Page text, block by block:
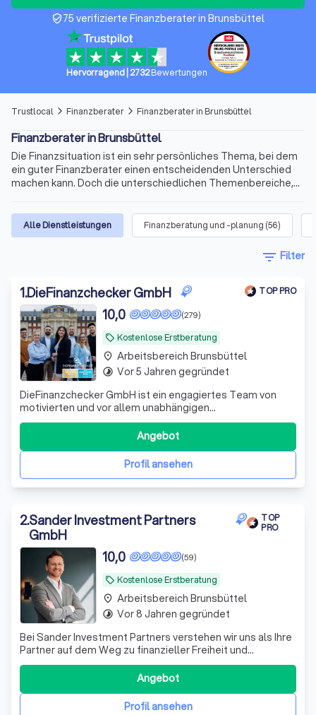
verified_user75 verifizierte Finanzberater in Brunsbüttel
Hervorragend| 2732 Bewertungen
Trustlocal arrow_forward_ios Finanzberater arrow_forward_ios Finanzberater in Brunsbüttel
Finanzberater in Brunsbüttel
Die Finanzsituation ist ein sehr persönliches Thema, bei dem
ein guter Finanzberater einen entscheidenden Unterschied
machen kann. Doch die unterschiedlichen Themenbereiche,
nach dem richtigen Berater schnell kompliziert. Wir bieten
Ihnen für Ihre Finanzen Experten für Versicherungen,
Immobilienfinanzierungen, Geldanlagen, Altersvorsorge und
vieles mehr. Finden Sie jetzt mit Trustlocal den besten
Alle Dienstleistungen Finanzberatung und -planung (56)
filter_list Filter
1.DieFinanzchecker GmbH TOP PRO
local_offer Kostenlose Erstberatung
(279)
10,0
DieFinanzchecker GmbH ist ein engagiertes Team von
motivierten und vor allem unabhängigen
Finanz-/Versicherungsmaklern aus dem Münsterland. Seit
2012 bieten wir unseren Kunden individuelle und
zielorientierte Produkte an, wobei wir den Fokus auf
Transparenz und Verständlichkeit setzen. Wir sind uns
Profil ansehen
Angebot
place Arbeitsbereich Brunsbüttel
timelapse Vor 5 Jahren gegründet
2.Sander Investment Partners
GmbH
TOP
PRO
local_offer Kostenlose Erstberatung
(59)
10,0
Bei Sander Investment Partners verstehen wir uns als Ihre
Partner auf dem Weg zu finanzieller Freiheit und
Sicherheit. Mit über einem Jahrzehnt Erfahrung im
Investmentbereich und einem engagierten Team aus
Experten bieten wir maßgeschneiderte Anlagestrategien,
die perfekt auf Ihre individuellen Bedü
Profil ansehen
Angebot
place Arbeitsbereich Brunsbüttel
timelapse Vor 8 Jahren gegründet